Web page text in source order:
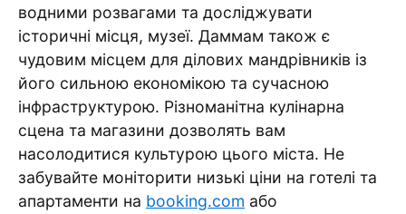
водними розвагами та досліджувати
історичні місця, музеї. Даммам також є
чудовим місцем для ділових мандрівників із
його сильною економікою та сучасною
інфраструктурою. Різноманітна кулінарна
сцена та магазини дозволять вам
насолодитися культурою цього міста. Не
забувайте моніторити низькі ціни на готелі та
апартаменти на booking.com або